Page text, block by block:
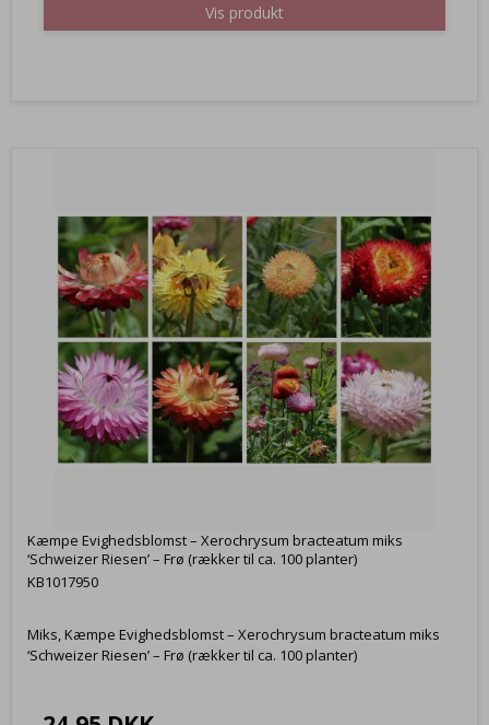
Vis produkt
Kæmpe Evighedsblomst – Xerochrysum bracteatum miks
‘Schweizer Riesen’ – Frø (rækker til ca. 100 planter)
KB1017950
Miks, Kæmpe Evighedsblomst – Xerochrysum bracteatum miks
‘Schweizer Riesen’ – Frø (rækker til ca. 100 planter)